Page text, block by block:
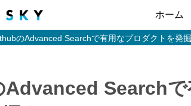
ホーム
のAdvanced Searchで有用なプロダクトを発掘
Searchで